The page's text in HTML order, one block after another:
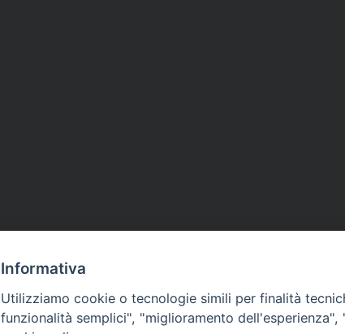
Informativa
Utilizziamo cookie o tecnologie simili per finalità
funzionalità semplici", "miglioramento